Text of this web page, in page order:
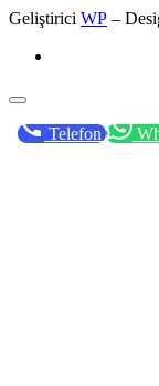
Geliştirici WP –
Telefon